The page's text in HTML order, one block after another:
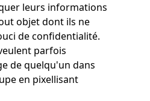
leurs informations
objet dont ils ne
de confidentialité.
parfois
de quelqu'un dans
en pixellisant